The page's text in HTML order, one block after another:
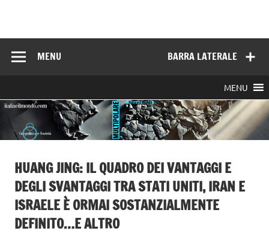
BARRA LATERALE
MENU
MENU
HUANG JING: IL QUADRO DEI VANTAGGI E
DEGLI SVANTAGGI TRA STATI UNITI, IRAN E
ISRAELE È ORMAI SOSTANZIALMENTE
DEFINITO…E ALTRO